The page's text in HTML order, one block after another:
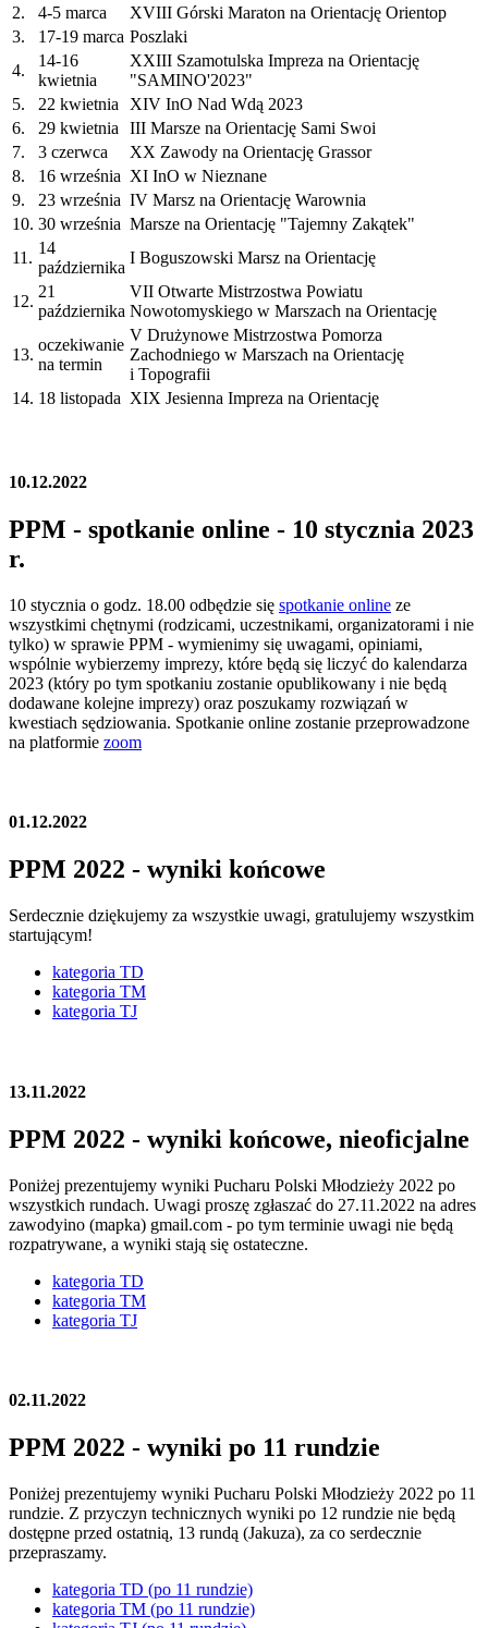
2.
4-5 marca
XVIII Górski Maraton na Orientację Orientop
3.
17-19 marca Poszlaki
4.
14-16
kwietnia
XXIII Szamotulska Impreza na Orientację
"SAMINO'2023"
5.
22 kwietnia XIV InO Nad Wdą 2023
6.
29 kwietnia III Marsze na Orientację Sami Swoi
7.
3 czerwca
XX Zawody na Orientację Grassor
8.
16 września XI InO w Nieznane
9.
23 września IV Marsz na Orientację Warownia
10. 30 września Marsze na Orientację "Tajemny Zakątek"
11.
14
października
I Boguszowski Marsz na Orientację
12.
21
października
VII Otwarte Mistrzostwa Powiatu
Nowotomyskiego w Marszach na Orientację
13.
oczekiwanie
na termin
V Drużynowe Mistrzostwa Pomorza
Zachodniego w Marszach na Orientację
i Topografii
14. 18 listopada XIX Jesienna Impreza na Orientację
10.12.2022
PPM - spotkanie online - 10 stycznia 2023
r.
10 stycznia o godz. 18.00 odbędzie się spotkanie online ze
wszystkimi chętnymi (rodzicami, uczestnikami, organizatorami i nie
tylko) w sprawie PPM - wymienimy się uwagami, opiniami,
wspólnie wybierzemy imprezy, które będą się liczyć do kalendarza
2023 (który po tym spotkaniu zostanie opublikowany i nie będą
dodawane kolejne imprezy) oraz poszukamy rozwiązań w
kwestiach sędziowania. Spotkanie online zostanie przeprowadzone
na platformie zoom
01.12.2022
PPM 2022 - wyniki końcowe
Serdecznie dziękujemy za wszystkie uwagi, gratulujemy wszystkim
startującym!
kategoria TD
kategoria TM
kategoria TJ
13.11.2022
PPM 2022 - wyniki końcowe, nieoficjalne
Poniżej prezentujemy wyniki Pucharu Polski Młodzieży 2022 po
wszystkich rundach. Uwagi proszę zgłaszać do 27.11.2022 na adres
zawodyino (mapka) gmail.com - po tym terminie uwagi nie będą
rozpatrywane, a wyniki stają się ostateczne.
kategoria TD
kategoria TM
kategoria TJ
02.11.2022
PPM 2022 - wyniki po 11 rundzie
Poniżej prezentujemy wyniki Pucharu Polski Młodzieży 2022 po 11
rundzie. Z przyczyn technicznych wyniki po 12 rundzie nie będą
dostępne przed ostatnią, 13 rundą (Jakuza), za co serdecznie
przepraszamy.
kategoria TD (po 11 rundzie)
kategoria TM (po 11 rundzie)